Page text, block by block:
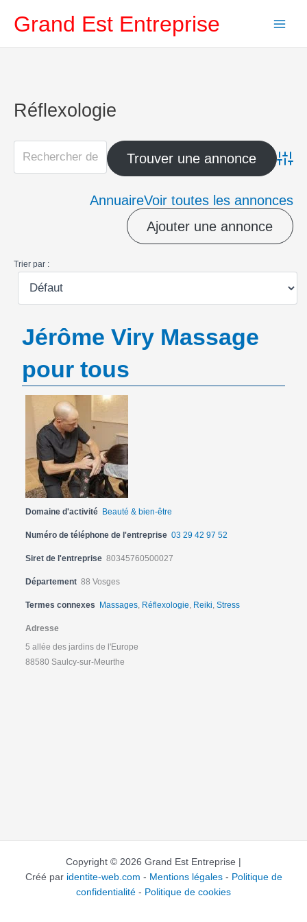
Grand Est Entreprise
Réflexologie
AnnuaireVoir toutes les annonces
Ajouter une annonce
Trier par :
Jérôme Viry Massage
pour tous
Domaine d'activité Beauté & bien-être
Numéro de téléphone de l'entreprise 03 29 42 97 52
Siret de l'entreprise 80345760500027
Département 88 Vosges
Termes connexes Massages, Réflexologie, Reiki, Stress
Adresse
5 allée des jardins de l'Europe
88580 Saulcy-sur-Meurthe
Copyright © 2026 Grand Est Entreprise |
Créé par identite-web.com - Mentions légales- Politique de
confidentialité - Politique de cookies